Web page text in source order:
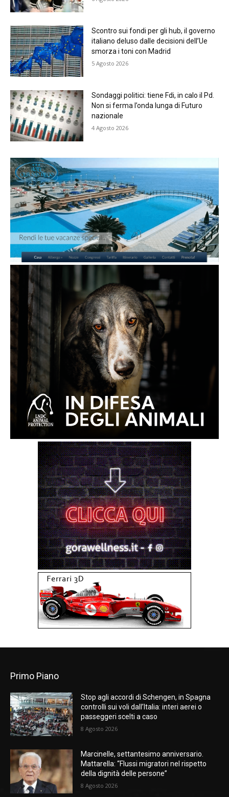
Scontro sui fondi per gli hub, il governo
italiano deluso dalle decisioni dell’Ue
smorza i toni con Madrid
5 Agosto 2026
Sondaggi politici: tiene Fdi, in calo il Pd.
Non si ferma l’onda lunga di Futuro
nazionale
4 Agosto 2026
Primo Piano
Stop agli accordi di Schengen, in Spagna
controlli sui voli dall’Italia: interi aerei o
passeggeri scelti a caso
8 Agosto 2026
Marcinelle, settantesimo anniversario.
Mattarella: “Flussi migratori nel rispetto
della dignità delle persone”
8 Agosto 2026